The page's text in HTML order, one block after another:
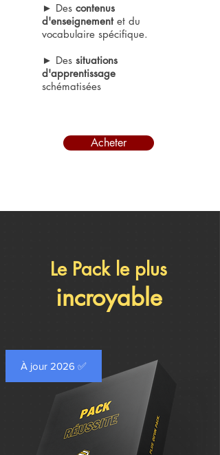
► Des contenus
d'enseignementet du
vocabulaire spécifique.
► Des situations
d'apprentissage
schématisées
Acheter
Le Pack le plus
incroyable
À jour 2026 ✅